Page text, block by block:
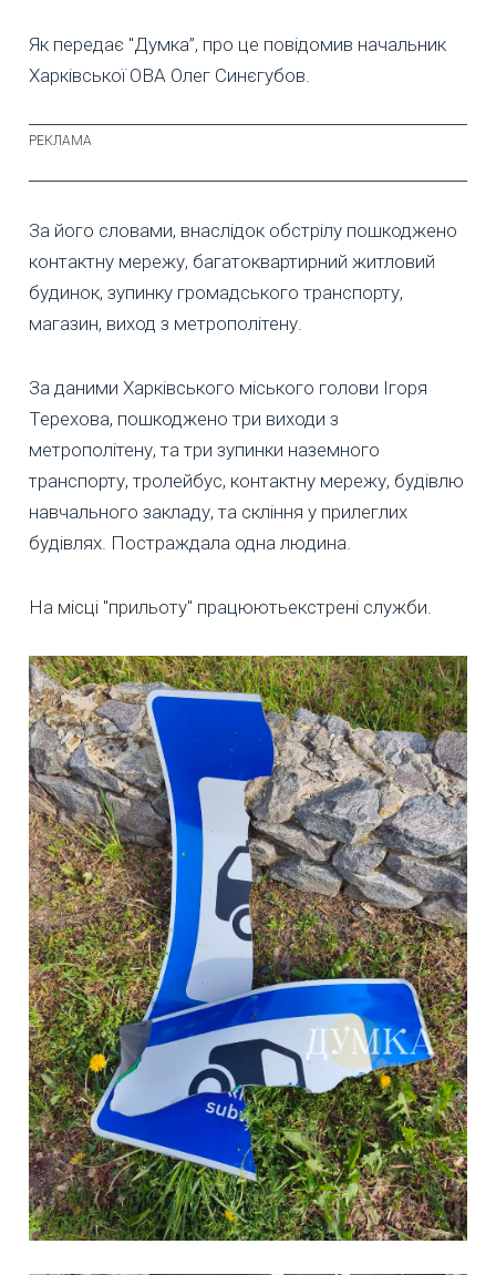
Як передає "Думка”, про це повідомив начальник
Харківської ОВА Олег Синєгубов.
За його словами, внаслідок обстрілу пошкоджено
контактну мережу, багатоквартирний житловий
будинок, зупинку громадського транспорту,
магазин, виход з метрополітену.
За даними Харківського міського голови Ігоря
Терехова, пошкоджено три виходи з
метрополітену, та три зупинки наземного
транспорту, тролейбус, контактну мережу, будівлю
навчального закладу, та скління у прилеглих
будівлях. Постраждала одна людина.
На місці "прильоту" працюютьекстрені служби.